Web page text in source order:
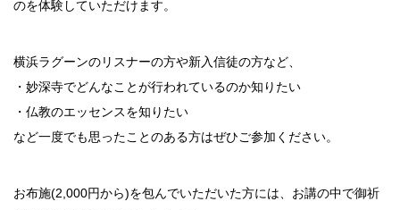
のを体験していただけます。
横浜ラグーンのリスナーの方や新入信徒の方など、
・妙深寺でどんなことが行われているのか知りたい
・仏教のエッセンスを知りたい
など一度でも思ったことのある方はぜひご参加ください。
お布施(2,000円から)を包んでいただいた方には、お講の中で御祈